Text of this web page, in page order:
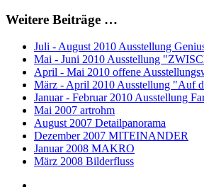
Weitere Beiträge …
Juli - August 2010 Ausstellung
Mai - Juni 2010 Ausstellung
April - Mai 2010 offene
März - April 2010 Ausstellung "Auf
Januar - Februar 2010 Ausstellung
Mai 2007 artrohm
August 2007 Detailpanorama
Dezember 2007 MITEINANDER
Januar 2008 MAKRO
März 2008 Bilderfluss